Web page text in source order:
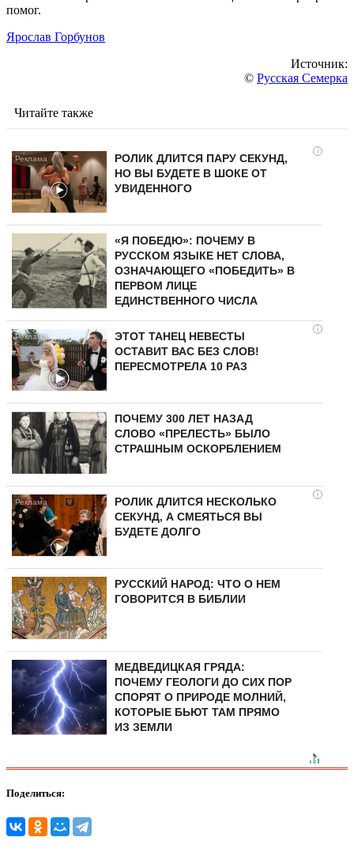
помог.
Ярослав Горбунов
Источник:
© Русская Семерка
Читайте также
i
РОЛИК ДЛИТСЯ ПАРУ СЕКУНД,
НО ВЫ БУДЕТЕ В ШОКЕ ОТ
УВИДЕННОГО
«Я ПОБЕДЮ»: ПОЧЕМУ В
РУССКОМ ЯЗЫКЕ НЕТ СЛОВА,
ОЗНАЧАЮЩЕГО «ПОБЕДИТЬ» В
ПЕРВОМ ЛИЦЕ
ЕДИНСТВЕННОГО ЧИСЛА
i
ЭТОТ ТАНЕЦ НЕВЕСТЫ
ОСТАВИТ ВАС БЕЗ СЛОВ!
ПЕРЕСМОТРЕЛА 10 РАЗ
ПОЧЕМУ 300 ЛЕТ НАЗАД
СЛОВО «ПРЕЛЕСТЬ» БЫЛО
СТРАШНЫМ ОСКОРБЛЕНИЕМ
i
РОЛИК ДЛИТСЯ НЕСКОЛЬКО
СЕКУНД, А СМЕЯТЬСЯ ВЫ
БУДЕТЕ ДОЛГО
РУССКИЙ НАРОД: ЧТО О НЕМ
ГОВОРИТСЯ В БИБЛИИ
МЕДВЕДИЦКАЯ ГРЯДА:
ПОЧЕМУ ГЕОЛОГИ ДО СИХ ПОР
СПОРЯТ О ПРИРОДЕ МОЛНИЙ,
КОТОРЫЕ БЬЮТ ТАМ ПРЯМО
ИЗ ЗЕМЛИ
Поделиться: